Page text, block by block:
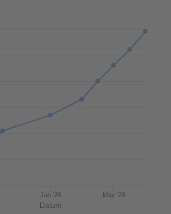
Datum
Jan '26 May '26